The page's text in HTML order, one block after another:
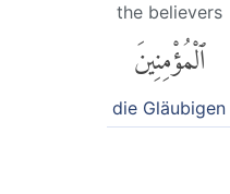
the believers
ٱلْمُؤْمِنِينَ
die Gläubigen